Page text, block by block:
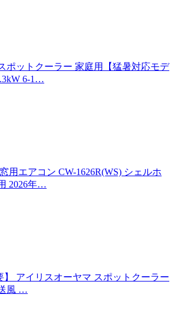
ポットクーラー 家庭用【猛暑対応モデ
6-1…
用エアコン CW-1626R(WS) シェルホ
2026年…
】 アイリスオーヤマ スポットクーラー
風 …